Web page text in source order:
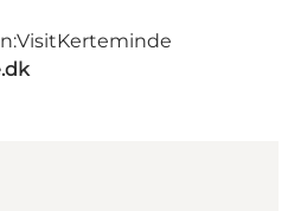
VisitKerteminde